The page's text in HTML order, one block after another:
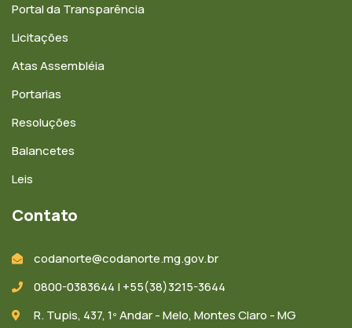
Portal da Transparência
Licitações
Atas Assembléia
Portarias
Resoluções
Balancetes
Leis
Contato
codanorte@codanorte.mg.gov.br
0800-0383644 | +55(38)3215-3644
R. Tupis, 437, 1º Andar - Melo, Montes Claro - MG